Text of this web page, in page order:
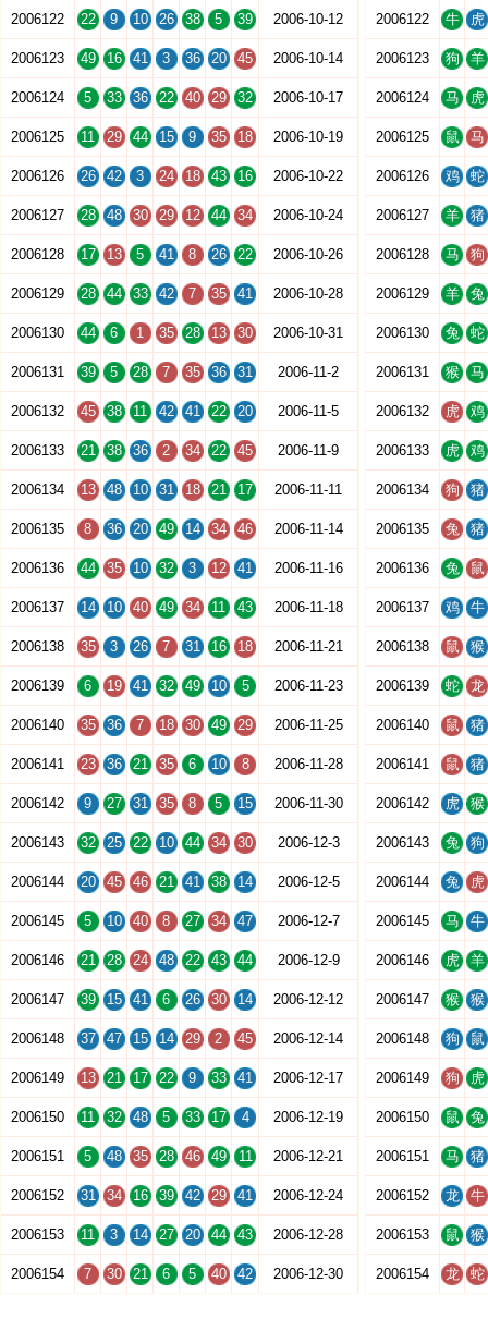
2006122 22 9 10 26 38 5 39 2006-10-12
2006123 49 16 41 3 36 20 45 2006-10-14
2006124 5 33 36 22 40 29 32 2006-10-17
2006125 11 29 44 15 9 35 18 2006-10-19
2006126 26 42 3 24 18 43 16 2006-10-22
2006127 28 48 30 29 12 44 34 2006-10-24
2006128 17 13 5 41 8 26 22 2006-10-26
2006129 28 44 33 42 7 35 41 2006-10-28
2006130 44 6 1 35 28 13 30 2006-10-31
2006131 39 5 28 7 35 36 31 2006-11-2
2006132 45 38 11 42 41 22 20 2006-11-5
2006133 21 38 36 2 34 22 45 2006-11-9
2006134 13 48 10 31 18 21 17 2006-11-11
2006135 8 36 20 49 14 34 46 2006-11-14
2006136 44 35 10 32 3 12 41 2006-11-16
2006137 14 10 40 49 34 11 43 2006-11-18
2006138 35 3 26 7 31 16 18 2006-11-21
2006139 6 19 41 32 49 10 5 2006-11-23
2006140 35 36 7 18 30 49 29 2006-11-25
2006141 23 36 21 35 6 10 8 2006-11-28
2006142 9 27 31 35 8 5 15 2006-11-30
2006143 32 25 22 10 44 34 30 2006-12-3
2006144 20 45 46 21 41 38 14 2006-12-5
2006145 5 10 40 8 27 34 47 2006-12-7
2006146 21 28 24 48 22 43 44 2006-12-9
2006147 39 15 41 6 26 30 14 2006-12-12
2006148 37 47 15 14 29 2 45 2006-12-14
2006149 13 21 17 22 9 33 41 2006-12-17
2006150 11 32 48 5 33 17 4 2006-12-19
2006151 5 48 35 28 46 49 11 2006-12-21
2006152 31 34 16 39 42 29 41 2006-12-24
2006153 11 3 14 27 20 44 43 2006-12-28
2006154 7 30 21 6 5 40 42 2006-12-30
2006122 牛 虎
2006123 狗 羊
2006124 马 虎
2006125 鼠 马
2006126 鸡 蛇
2006127 羊 猪
2006128 马 狗
2006129 羊 兔
2006130 兔 蛇
2006131 猴 马
2006132 虎 鸡
2006133 虎 鸡
2006134 狗 猪
2006135 兔 猪
2006136 兔 鼠
2006137 鸡 牛
2006138 鼠 猴
2006139 蛇 龙
2006140 鼠 猪
2006141 鼠 猪
2006142 虎 猴
2006143 兔 狗
2006144 兔 虎
2006145 马 牛
2006146 虎 羊
2006147 猴 猴
2006148 狗 鼠
2006149 狗 虎
2006150 鼠 兔
2006151 马 猪
2006152 龙 牛
2006153 鼠 猴
2006154 龙 蛇